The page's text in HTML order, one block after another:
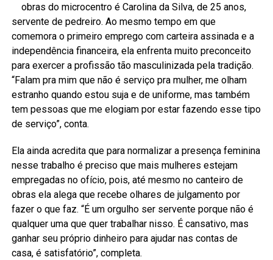
obras do microcentro é Carolina da Silva, de 25 anos,
servente de pedreiro. Ao mesmo tempo em que
comemora o primeiro emprego com carteira assinada e a
independência financeira, ela enfrenta muito preconceito
para exercer a profissão tão masculinizada pela tradição.
“Falam pra mim que não é serviço pra mulher, me olham
estranho quando estou suja e de uniforme, mas também
tem pessoas que me elogiam por estar fazendo esse tipo
de serviço”, conta.
Ela ainda acredita que para normalizar a presença feminina
nesse trabalho é preciso que mais mulheres estejam
empregadas no ofício, pois, até mesmo no canteiro de
obras ela alega que recebe olhares de julgamento por
fazer o que faz. “É um orgulho ser servente porque não é
qualquer uma que quer trabalhar nisso. É cansativo, mas
ganhar seu próprio dinheiro para ajudar nas contas de
casa, é satisfatório”, completa.